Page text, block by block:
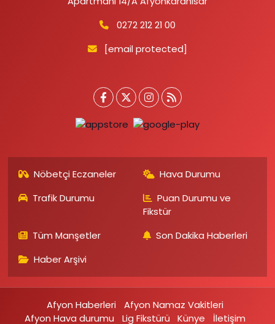
0272 212 21 00
[email protected]
Nöbetçi Eczaneler
Hava Durumu
Trafik Durumu
Puan Durumu ve
Fikstür
Tüm Manşetler
Son Dakika Haberleri
Haber Arşivi
Afyon Haberleri
Afyon Namaz Vakitleri
Afyon Hava durumu
Lig Fikstürü Künye İletişim